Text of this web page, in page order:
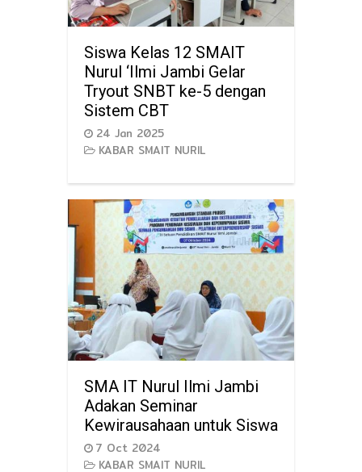
Siswa Kelas 12 SMAIT
Nurul ‘Ilmi Jambi Gelar
Tryout SNBT ke-5 dengan
Sistem CBT
24 Jan 2025
KABAR SMAIT NURIL
SMA IT Nurul Ilmi Jambi
Adakan Seminar
Kewirausahaan untuk Siswa
7 Oct 2024
KABAR SMAIT NURIL